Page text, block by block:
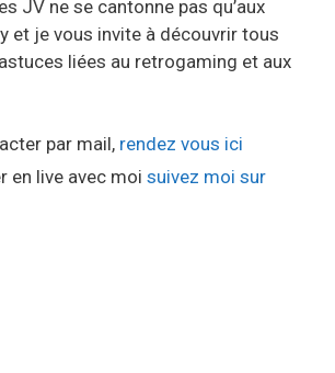
JV ne se cantonne pas qu’aux
et je vous invite à découvrir tous
liées au retrogaming et aux
par mail, rendez vous ici
en live avec moi suivez moi sur